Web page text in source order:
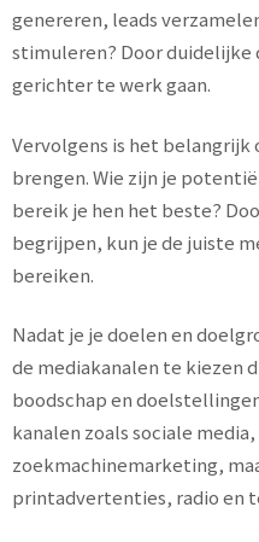
genereren, leads
stimuleren? Door
gerichter te werk gaan.
Vervolgens is het
brengen. Wie zijn je
bereik je hen het beste?
begrijpen, kun je de juiste
bereiken.
Nadat je je doelen en
de mediakanalen te kiezen
boodschap en
kanalen zoals sociale
zoekmachinemarketing,
printadvertenties, radio en